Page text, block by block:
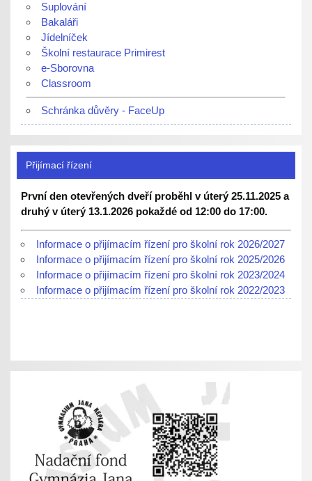
Suplování
Bakaláři
Jídelníček
Školní restaurace Primirest
e-Sborovna
Classroom
Schránka důvěry - FaceUp
Přijímací řízení
První den otevřených dveří proběhl v úterý 25.11.2025 a
druhý v úterý 13.1.2026 pokaždé od 12:00 do 17:00.
Informace o přijímacím řízení pro školní rok 2026/2027
Informace o přijímacím řízení pro školní rok 2025/2026
Informace o přijímacím řízení pro školní rok 2023/2024
Informace o přijímacím řízení pro školní rok 2022/2023